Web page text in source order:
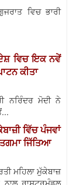
ਵਿਚ ਭਾਰੀ
ਵਿਚ ਇਕ ਨਵੇਂ
ਕੀਤਾ
ਨਰਿੰਦਰ ਮੋਦੀ ਨੇ
ਵਿੱਚ ਪੰਜਵਾਂ
ਜਿੱਤਿਆ
ਮਹਿਲਾ ਮੁੱਕੇਬਾਜ਼
ਰਾਸ਼ਟਰਮੰਡਲ